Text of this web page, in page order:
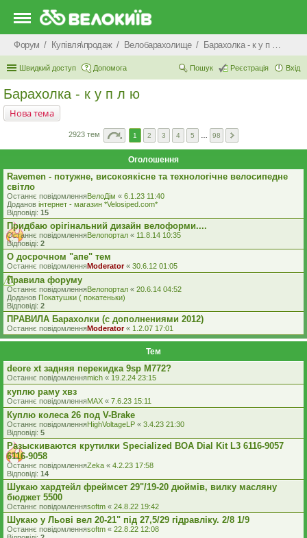
Форум Купівля\продаж Велобарахолище Барахолка - к у п л ю
Швидкий доступ Допомога Вхід
Реєстрація
Пошук
Барахолка - к у п л ю
Нова тема
2923 тем 1 2 3 4 5 98
Оголошення
Ravemen - потужне, високоякісне та технологічне велосипедне
світло
Останнє повідомленняВелоДім « 6.1.23 11:40
Доданов iнтернет - магазин *Velosiped.com*
Відповіді: 15
Придбаю орiгiнальний дизайн велоформи....
Останнє повідомленняВелопортал « 11.8.14 10:35
Відповіді: 2
О досрочном "апе" тем
Останнє повідомленняModerator« 30.6.12 01:05
Правила форуму
Останнє повідомленняВелопортал « 20.6.14 04:52
Доданов Покатушки ( покатеньки)
Відповіді: 2
ПРАВИЛА Барахолки (с дополнениями 2012)
Останнє повідомленняModerator« 1.2.07 17:01
Тем
deore xt задняя перекидка 9sp M772?
Останнє повідомленняmich « 19.2.24 23:15
куплю раму хвз
Останнє повідомленняMAX « 7.6.23 15:11
Куплю колеса 26 под V-Brake
Останнє повідомленняHighVoltageLP « 3.4.23 21:30
Відповіді: 5
Разыскиваются крутилки Specialized BOA Dial Kit L3 6116-9057
6116-9058
Останнє повідомленняZeka « 4.2.23 17:58
Відповіді: 14
Шукаю хардтейл фреймсет 29"/19-20 дюймів, вилку масляну
бюджет 5500
Останнє повідомленняsoftm « 24.8.22 19:42
Шукаю у Льові вел 20-21" під 27,5/29 гідравліку. 2/8 1/9
Останнє повідомленняsoftm « 22.8.22 12:08